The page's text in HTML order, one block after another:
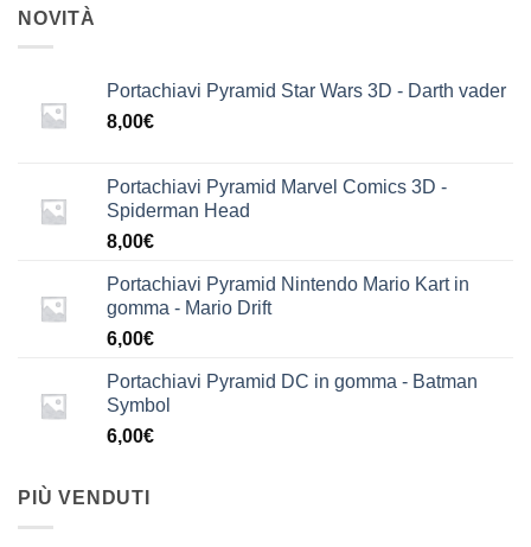
NOVITÀ
Portachiavi Pyramid Star Wars 3D - Darth vader
8,00€
Portachiavi Pyramid Marvel Comics 3D -
Spiderman Head
8,00€
Portachiavi Pyramid Nintendo Mario Kart in
gomma - Mario Drift
6,00€
Portachiavi Pyramid DC in gomma - Batman
Symbol
6,00€
PIÙ VENDUTI